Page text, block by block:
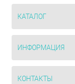
КАТАЛОГ
ИНФОРМАЦИЯ
КОНТАКТЫ